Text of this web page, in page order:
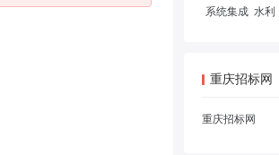
系统集成 水利
重庆招标网
重庆招标网